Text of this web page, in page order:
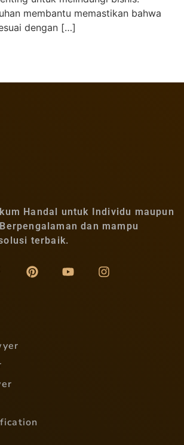
membantu memastikan bahwa
dengan […]
Handal untuk Individu maupun
dan mampu
terbaik.